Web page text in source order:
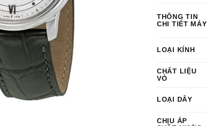
THÔNG TIN
CHI TIẾT MÁY
LOẠI KÍNH
CHẤT LIỆU
VỎ
LOẠI DÂY
CHỊU ÁP